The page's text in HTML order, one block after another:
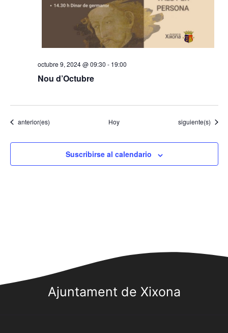
Nou d’Octubre
octubre 9, 2024 @ 09:30 - 19:00
Eventos
anterior(es) Hoy Eventos
siguiente(s)
Suscribirse al calendario
Ajuntament de Xixona